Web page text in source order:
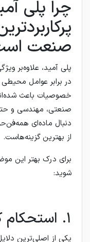
چرا پلی
صنعت
پلی آمید، علاوه‌بر
در برابر عوامل
خصوصیات باعث
صنعتی، مهندسی و
دنبال ماده‌ای
از بهترین گزینه‌هاست.
شوید:
۱. استحکام کششی و دوام بالا
یکی از اصلی‌ترین